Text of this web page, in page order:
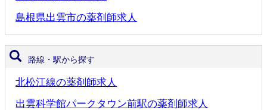
島根県出雲市の薬剤師求人
路線・駅から探す
北松江線の薬剤師求人
出雲科学館パークタウン前駅の薬剤師求人